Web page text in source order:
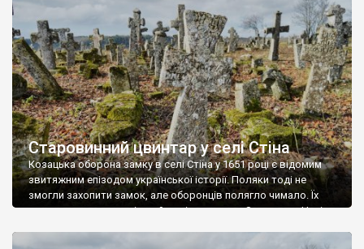
Старовинний цвинтар у селі Стіна
Козацька оборона замку в селі Стіна у 1651 році є відомим
звитяжним епізодом української історії. Поляки тоді не
змогли захопити замок, але оборонців полягло чимало. Їх
поховали на цвинтарі, який тоді називався Замковим. Нині на
ньому чимало хрестів 19 століття, є такі, де епітафії стер […]